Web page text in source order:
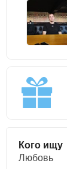
Кого ищу
Любовь